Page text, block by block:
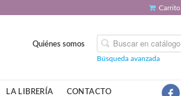
Carrito
Búsqueda avanzada
Quiénes somos
LA LIBRERÍA CONTACTO